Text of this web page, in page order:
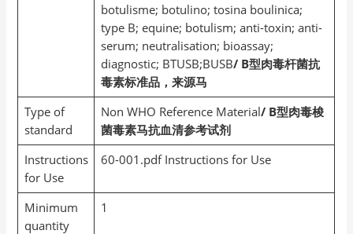
botulisme; botulino; tosina boulinica;
type B; equine; botulism; anti-toxin; anti-
serum; neutralisation; bioassay;
diagnostic; BTUSB;BUSB/ B型肉毒杆菌抗
毒素标准品，来源马
Type of
standard
Non WHO Reference Material/ B型肉毒梭
菌毒素马抗血清参考试剂
Instructions
for Use
60-001.pdf Instructions for Use
Minimum
quantity
1